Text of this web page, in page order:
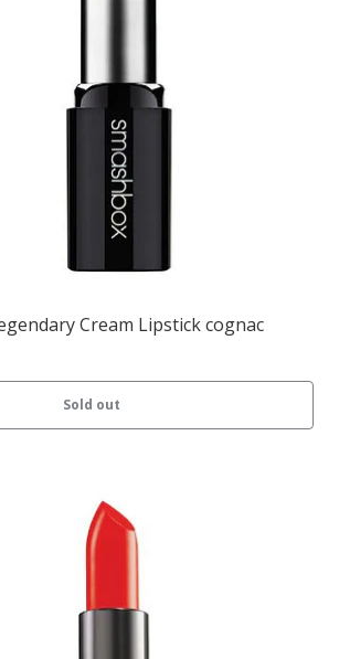
Cream Lipstick cognac
Sold out